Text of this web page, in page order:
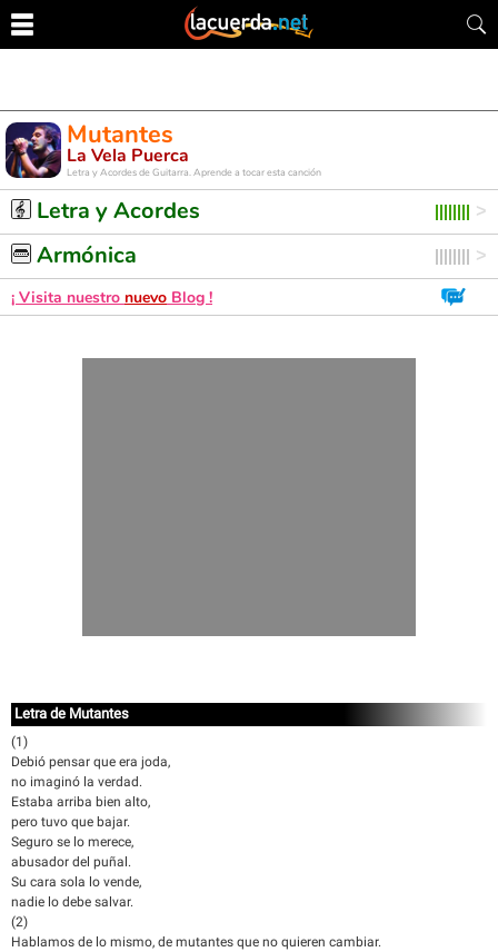
Mutantes
La Vela Puerca
Letra y Acordes de Guitarra. Aprende a tocar esta canción
Letra y Acordes
Armónica
¡ Visita nuestro nuevo Blog !
Letra de Mutantes
(1)
Debió pensar que era joda,
no imaginó la verdad.
Estaba arriba bien alto,
pero tuvo que bajar.
Seguro se lo merece,
abusador del puñal.
Su cara sola lo vende,
nadie lo debe salvar.
(2)
Hablamos de lo mismo, de mutantes que no quieren cambiar.